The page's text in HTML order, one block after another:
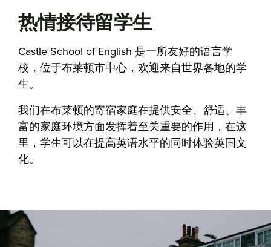
热情接待留学生
Castle School of English 是一所友好的语言学
校，位于布莱顿市中心，欢迎来自世界各地的学
生。
我们在布莱顿的寄宿家庭在提供安全、舒适、丰
富的家庭环境方面发挥着至关重要的作用，在这
里，学生可以在提高英语水平的同时体验英国文
化。